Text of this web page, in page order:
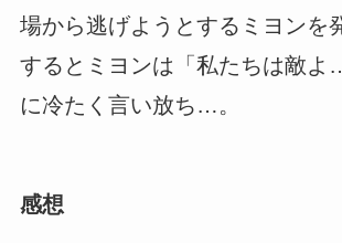
場から逃げようとするミヨンを
するとミヨンは「私たちは敵よ
に冷たく言い放ち…。
感想